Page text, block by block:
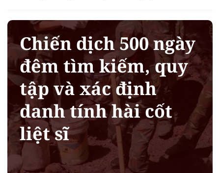
Chiến dịch 500 ngày
đêm tìm kiếm, quy
tập và xác định
danh tính hài cốt
liệt sĩ